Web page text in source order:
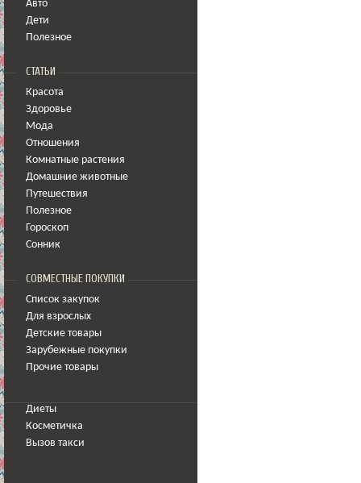
Авто
Дети
Полезное
СТАТЬИ
Красота
Здоровье
Мода
Отношения
Комнатные растения
Домашние животные
Путешествия
Полезное
Гороскоп
Сонник
СОВМЕСТНЫЕ ПОКУПКИ
Список закупок
Для взрослых
Детские товары
Зарубежные покупки
Прочие товары
Диеты
Косметичка
Вызов такси